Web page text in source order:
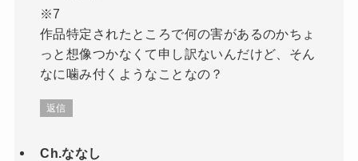
※7
作品特定されたところで何の害があるのかちょ
っと想像つかなくて申し訳ないんだけど、そん
なに噛み付くようなことなの？
返信
Ch.ななし